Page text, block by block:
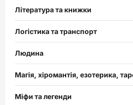
Література та книжки
Логістика та транспорт
Людина
Магія, хіромантія, езотерика,
Міфи та легенди